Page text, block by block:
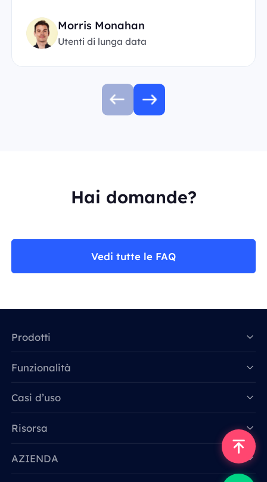
Morris Monahan
Utenti di lunga data
Hai domande?
Vedi tutte le FAQ
Prodotti
Funzionalità
Casi d’uso
Risorsa
AZIENDA